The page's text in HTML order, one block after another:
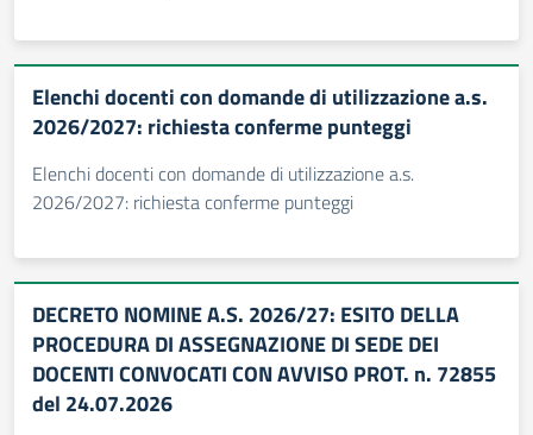
Elenchi docenti con domande di utilizzazione a.s.
2026/2027: richiesta conferme punteggi
Elenchi docenti con domande di utilizzazione a.s.
2026/2027: richiesta conferme punteggi
DECRETO NOMINE A.S. 2026/27: ESITO DELLA
PROCEDURA DI ASSEGNAZIONE DI SEDE DEI
DOCENTI CONVOCATI CON AVVISO PROT. n. 72855
del 24.07.2026